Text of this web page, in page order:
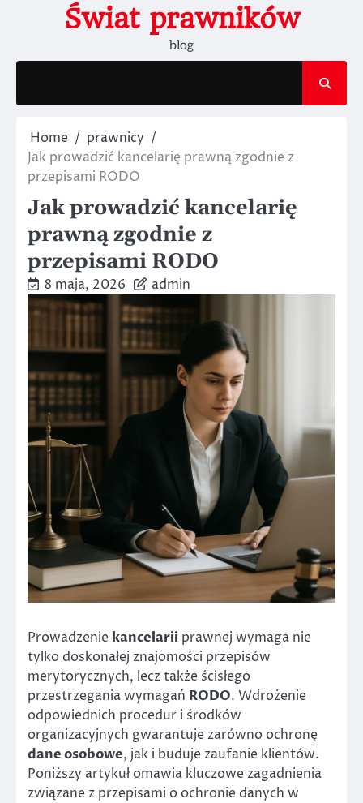
Świat prawników
blog
Home
prawnicy
Jak prowadzić kancelarię prawną zgodnie z
przepisami RODO
Jak prowadzić kancelarię
prawną zgodnie z
przepisami RODO
8 maja, 2026 admin
Prowadzenie kancelarii prawnej wymaga nie
tylko doskonałej znajomości przepisów
merytorycznych, lecz także ścisłego
przestrzegania wymagań RODO. Wdrożenie
odpowiednich procedur i środków
organizacyjnych gwarantuje zarówno ochronę
dane osobowe, jak i buduje zaufanie klientów.
Poniższy artykuł omawia kluczowe zagadnienia
związane z przepisami o ochronie danych w